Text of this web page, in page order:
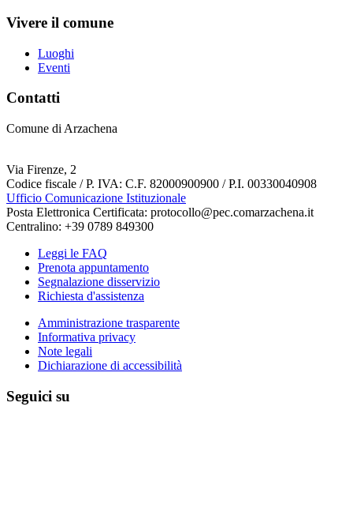
Vivere il comune
Luoghi
Eventi
Contatti
Comune di Arzachena
Via Firenze, 2
Codice fiscale / P. IVA: C.F. 82000900900 / P.I. 00330040908
Ufficio Comunicazione Istituzionale
Posta Elettronica Certificata: protocollo@pec.comarzachena.it
Centralino: +39 0789 849300
Leggi le FAQ
Prenota appuntamento
Segnalazione disservizio
Richiesta d'assistenza
Amministrazione trasparente
Informativa privacy
Note legali
Dichiarazione di accessibilità
Seguici su